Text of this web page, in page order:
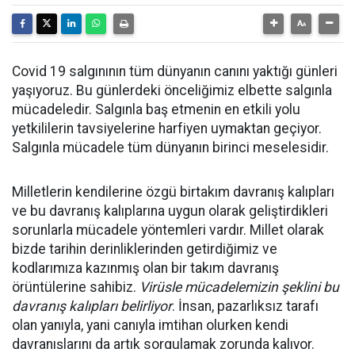
Covid 19 salgınının tüm dünyanın canını yaktığı günleri
yaşıyoruz. Bu günlerdeki önceliğimiz elbette salgınla
mücadeledir. Salgınla baş etmenin en etkili yolu
yetkililerin tavsiyelerine harfiyen uymaktan geçiyor.
Salgınla mücadele tüm dünyanın birinci meselesidir.
Milletlerin kendilerine özgü birtakım davranış kalıpları
ve bu davranış kalıplarına uygun olarak geliştirdikleri
sorunlarla mücadele yöntemleri vardır. Millet olarak
bizde tarihin derinliklerinden getirdiğimiz ve
kodlarımıza kazınmış olan bir takım davranış
örüntülerine sahibiz. Virüsle mücadelemizin şeklini bu
davranış kalıpları belirliyor. İnsan, pazarlıksız tarafı
olan yanıyla, yani canıyla imtihan olurken kendi
davranışlarını da artık sorgulamak zorunda kalıyor.